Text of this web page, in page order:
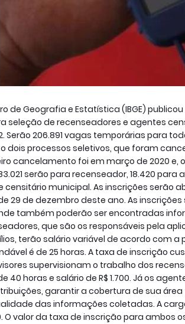
de Geografia e Estatística (IBGE) publicou
seleção de recenseadores e agentes
Serão 206.891 vagas temporárias para
dois processos seletivos, que foram
cancelamento foi em março de 2020 e,
serão para recenseador, 18.420
municipal. As inscrições serão
29 de dezembro deste ano. As
também poderão ser encontradas
que são os responsáveis pela
terão salário variável de acordo com a
é de 25 horas. A taxa de inscrição
supervisionam o trabalho dos
40 horas e salário de R$ 1.700. Já os
garantir a cobertura de sua
das informações coletadas. A
O valor da taxa de inscrição para ambos